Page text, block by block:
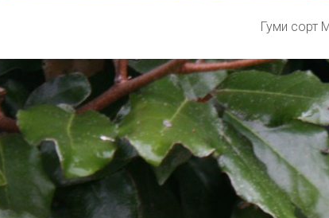
Гуми сорт